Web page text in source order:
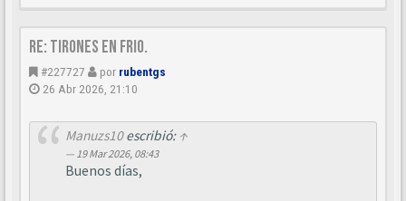
Re: Tirones en frio.
#227727 por rubentgs
26 Abr 2026, 21:10
Manuzs10escribió: ↑
19 Mar 2026, 08:43
Buenos días,